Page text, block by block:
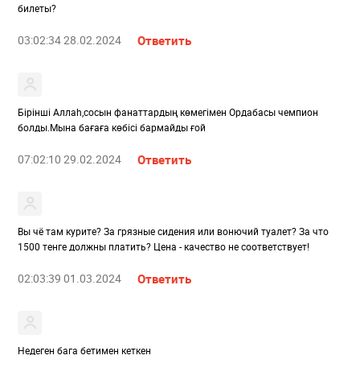
билеты?
03:02:34 28.02.2024 Ответить
Бірінші Аллаһ,сосын фанаттардың көмегімен Ордабасы чемпион
болды.Мына бағаға көбісі бармайды ғой
07:02:10 29.02.2024 Ответить
Вы чё там курите? За грязные сидения или вонючий туалет? За что
1500 тенге должны платить? Цена - качество не соответствует!
02:03:39 01.03.2024 Ответить
Недеген бага бетимен кеткен